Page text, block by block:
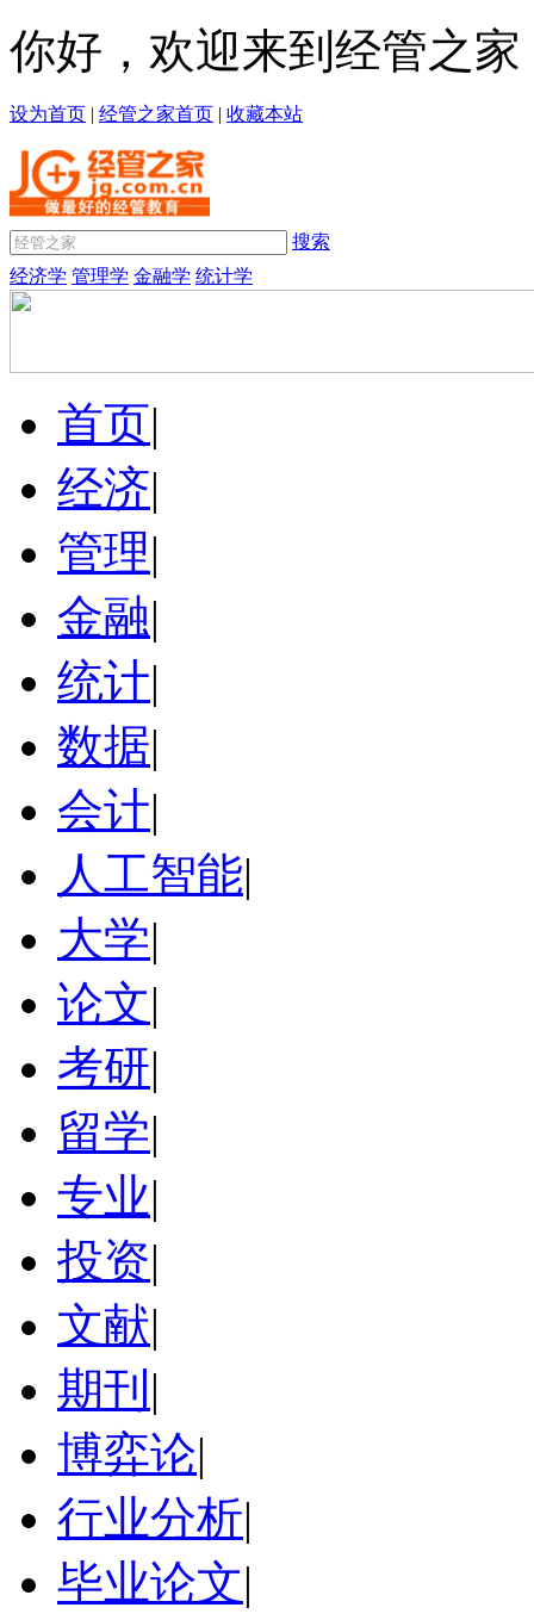
你好，欢迎来到经管之家
设为首页 | 经管之家首页 | 收藏本站
搜索
经济学 管理学 金融学 统计学
首页|
经济|
管理|
金融|
统计|
数据|
会计|
人工智能|
大学|
论文|
考研|
留学|
专业|
投资|
文献|
期刊 |
博弈论|
行业分析|
毕业论文|